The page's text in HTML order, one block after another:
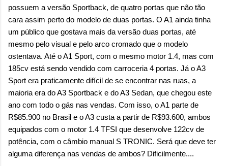
possuem a versão Sportback, de quatro portas que não tão
cara assim perto do modelo de duas portas. O A1 ainda tinha
um público que gostava mais da versão duas portas, até
mesmo pelo visual e pelo arco cromado que o modelo
ostentava. Até o A1 Sport, com o mesmo motor 1.4, mas com
185cv está sendo vendido com carroceria 4 portas. Já o A3
Sport era praticamente difícil de se encontrar nas ruas, a
maioria era do A3 Sportback e do A3 Sedan, que chegou este
ano com todo o gás nas vendas. Com isso, o A1 parte de
R$85.900 no Brasil e o A3 custa a partir de R$93.600, ambos
equipados com o motor 1.4 TFSI que desenvolve 122cv de
potência, com o câmbio manual S TRONIC. Será que deve ter
alguma diferença nas vendas de ambos? Dificilmente....